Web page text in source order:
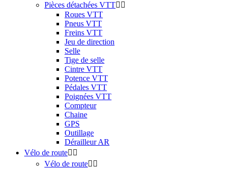
Pièces détachées VTT 
Roues VTT
Pneus VTT
Freins VTT
Jeu de direction
Selle
Tige de selle
Cintre VTT
Potence VTT
Pédales VTT
Poignées VTT
Compteur
Chaine
GPS
Outillage
Dérailleur AR
Vélo de route 
Vélo de route 